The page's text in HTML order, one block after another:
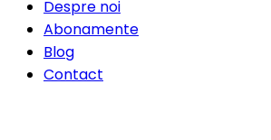
Despre noi
Abonamente
Blog
Contact